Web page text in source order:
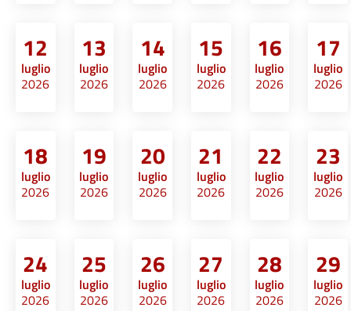
12
luglio
2026
13
luglio
2026
14
luglio
2026
15
luglio
2026
16
luglio
2026
17
luglio
2026
18
luglio
2026
19
luglio
2026
20
luglio
2026
21
luglio
2026
22
luglio
2026
23
luglio
2026
24
luglio
2026
25
luglio
2026
26
luglio
2026
27
luglio
2026
28
luglio
2026
29
luglio
2026